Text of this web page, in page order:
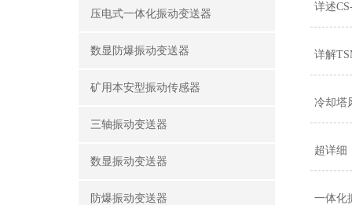
压电式一体化振动变送器
数显防爆振动变送器
矿用本安型振动传感器
三轴振动变送器
数显振动变送器
防爆振动变送器
详述
详解
冷却塔
超详细
一体化